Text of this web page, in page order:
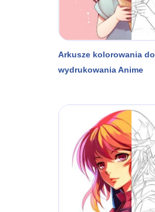
Arkusze kolorowania do
wydrukowania Anime